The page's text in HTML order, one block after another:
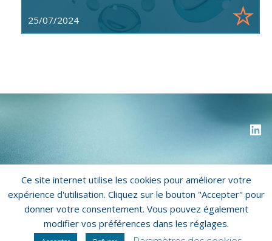
25/07/2024
Copyright © 2026 Biorecos
Mentions légales
Politique de confidentialité
Ce site internet utilise les cookies pour améliorer votre
expérience d'utilisation. Cliquez sur le bouton "Accepter" pour
donner votre consentement. Vous pouvez également
modifier vos préférences dans les réglages.